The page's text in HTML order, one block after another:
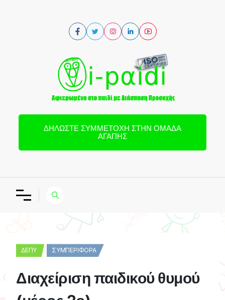
ΔΗΛΏΣΤΕ ΣΥΜΜΕΤΟΧΉ ΣΤΗΝ ΟΜΆΔΑ
ΑΓΆΠΗΣ
ΔΕΠΥ ΣΥΜΠΕΡΙΦΟΡΆ
Διαχείριση παιδικού θυμού